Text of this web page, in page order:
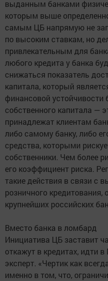
выданным банками
которым выше
самым ЦБ напрямую не
по высоким ставкам, но
привлекательным для
любого кредита у банка
снижаться показатель
капитала, который
финансовой устойчивости
собственного капитала —
принадлежат клиентам
либо самому банку, либо
средства, которыми
собственники. Чем более
его коэффициент риска.
такие действия в связи с
розничного кредитования,
крупнейших российских
Вместо банка в ломбард
Инициатива ЦБ заставит
откажут в кредитах, идти
эксперт. «Чертик как
именно в том, что,